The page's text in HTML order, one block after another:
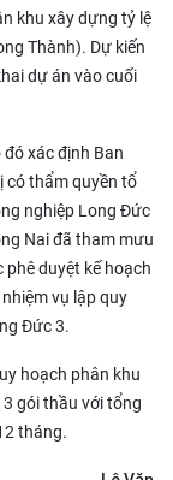
khu xây dựng tỷ lệ
Thành). Dự kiến
dự án vào cuối
xác định Ban
có thẩm quyền tổ
nghiệp Long Đức
Nai đã tham mưu
phê duyệt kế hoạch
vụ lập quy
Đức 3.
hoạch phân khu
gói thầu với tổng
tháng.